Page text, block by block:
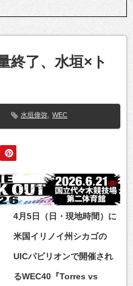
終了、水垣×ト
水垣偉弥 WEC
4月5日（日・現地時間）に
米国イリノイ州シカゴの
UICパビリオンで開催され
るWEC40『Torres vs